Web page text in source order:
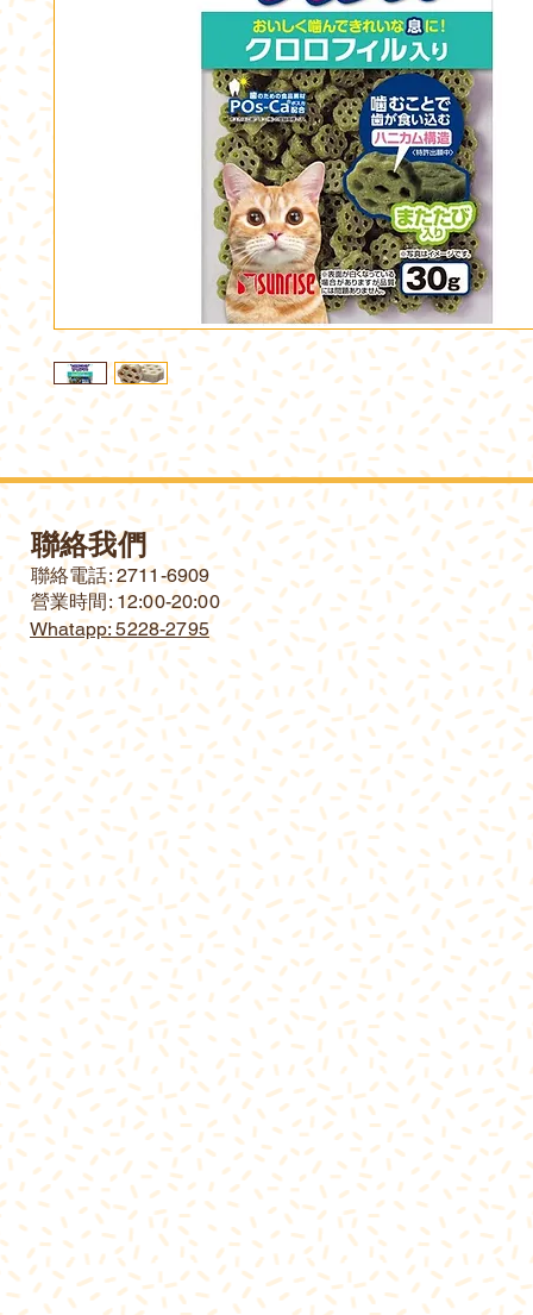
聯絡我們
​聯絡電話: 2711-6909
營業時間: 12:00-20:00
Whatapp: 5228-2795